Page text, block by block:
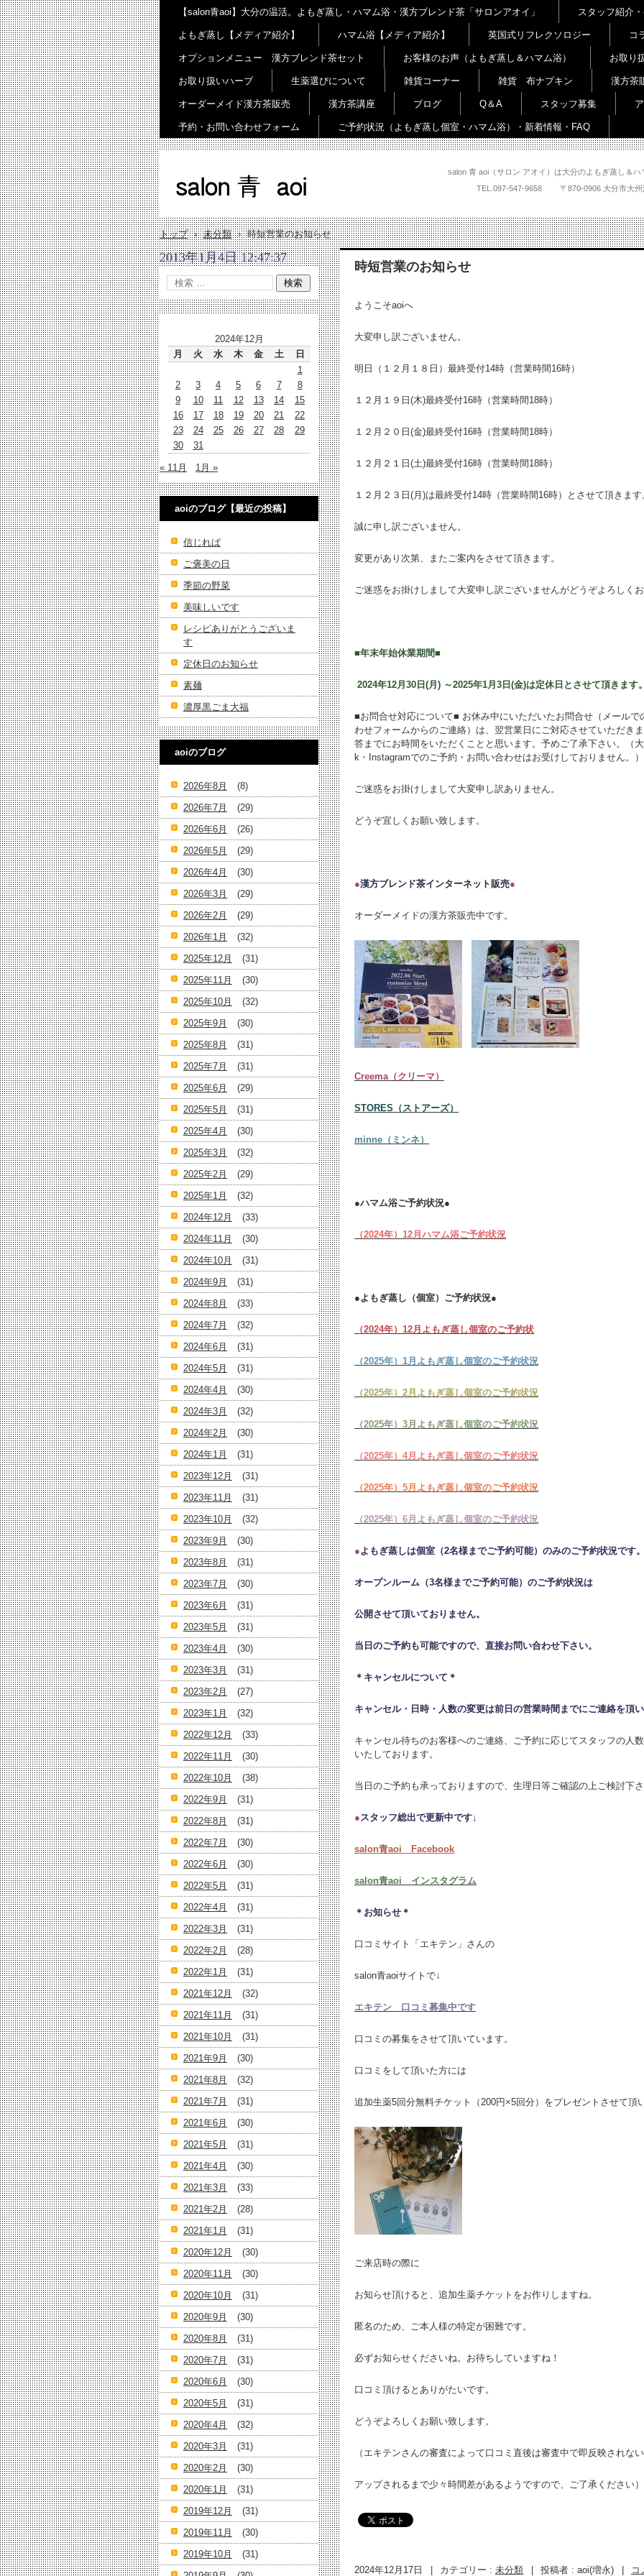
salon 青 aoi（サロン アオイ）は大分のよもぎ蒸し＆
TEL. 097-547-9658 〒870-0906 大分
【salon青aoi】大分の温活。よもぎ蒸し・ハマム浴・漢方ブレンド茶「サロンアオイ」 スタッフ紹介
よもぎ蒸し【メディア紹介】 ハマム浴【メディア紹介】 英国式リフレクソロジー コ
オプションメニュー 漢方ブレンド茶セット お客様のお声（よもぎ蒸し＆ハマム浴） お取り
お取り扱いハーブ 生薬選びについて 雑貨コーナー 雑貨 布ナプキン 漢方茶
オーダーメイド漢方茶販売 漢方茶講座 ブログ Q＆A スタッフ募集
予約・お問い合わせフォーム ご予約状況（よもぎ蒸し個室・ハマム浴）・新着情報・FAQ
トップ › 未分類 › 時短営業のお知らせ
時短営業のお知らせ
ようこそaoiへ
大変申し訳ございません。
明日（１２月１８日）最終受付14時（営業時間16時）
１２月１９日(木)最終受付16時（営業時間18時）
１２月２０日(金)最終受付16時（営業時間18時）
１２月２１日(土)最終受付16時（営業時間18時）
１２月２３日(月)は最終受付14時（営業時間16時）とさせて頂きます
誠に申し訳ございません。
変更があり次第、またご案内をさせて頂きます。
ご迷惑をお掛けしまして大変申し訳ございませんがどうぞよろしく
■年末年始休業期間■
2024年12月30日(月) ～2025年1月3日(金)は定休日とさせて頂きます
■お問合せ対応について■ お休み中にいただいたお問合せ（メール
わせフォームからのご連絡）は、翌営業日にご対応させていただき
答までにお時間をいただくことと思います。予めご了承下さい。（
k・Instagramでのご予約・お問い合わせはお受けしておりません。）
ご迷惑をお掛けしまして大変申し訳ありません。
どうぞ宜しくお願い致します。
●漢方ブレンド茶インターネット販売●
オーダーメイドの漢方茶販売中です。
Creema（クリーマ）
STORES（ストアーズ）
minne（ミンネ）
●ハマム浴ご予約状況●
（2024年）12月ハマム浴ご予約状況
●よもぎ蒸し（個室）ご予約状況●
（2024年）12月よもぎ蒸し個室のご予約状
（2025年）1月よもぎ蒸し個室のご予約状況
（2025年）2月よもぎ蒸し個室のご予約状況
（2025年）3月よもぎ蒸し個室のご予約状況
（2025年）4月よもぎ蒸し個室のご予約状況
（2025年）5月よもぎ蒸し個室のご予約状況
（2025年）6月よもぎ蒸し個室のご予約状況
●よもぎ蒸しは個室（2名様までご予約可能）のみのご予約状況です
オープンルーム（3名様までご予約可能）のご予約状況は
公開させて頂いておりません。
当日のご予約も可能ですので、直接お問い合わせ下さい。
＊キャンセルについて＊
キャンセル・日時・人数の変更は前日の営業時間までにご連絡を頂
キャンセル待ちのお客様へのご連絡、ご予約に応じてスタッフの人
いたしております。
当日のご予約も承っておりますので、生理日等ご確認の上ご検討下
●スタッフ総出で更新中です↓
salon青aoi Facebook
salon青aoi インスタグラム
＊お知らせ＊
口コミサイト「エキテン」さんの
salon青aoiサイトで↓
エキテン 口コミ募集中です
口コミの募集をさせて頂いています。
口コミをして頂いた方には
追加生薬5回分無料チケット（200円×5回分）をプレゼントさせて頂
ご来店時の際に
お知らせ頂けると、追加生薬チケットをお作りしますね。
匿名のため、ご本人様の特定が困難です。
必ずお知らせくださいね。お待ちしていますね！
口コミ頂けるとありがたいです。
どうぞよろしくお願い致します。
（エキテンさんの審査によって口コミ直後は審査中で即反映されな
アップされるまで少々時間差があるようですので、ご了承ください）
2024年12月17日 カテゴリー : 未分類 投稿者 : aoi(増永) コ
2013年1月4日 12:47:37
2024年12月
月
火 水 木 金 土
日
1
2
3 4 5 6 7
8
9
10 11 12 13 14
15
16
17 18 19 20 21
22
23
24 25 26 27 28
29
30
31
« 11月 1月 »
aoiのブログ【最近の投稿】
信じれば
ご褒美の日
季節の野菜
美味しいです
レシピありがとうございま
す
定休日のお知らせ
素麺
濃厚黒ごま大福
aoiのブログ
2026年8月
(8)
2026年7月
(29)
2026年6月
(26)
2026年5月
(29)
2026年4月
(30)
2026年3月
(29)
2026年2月
(29)
2026年1月
(32)
2025年12月
(31)
2025年11月
(30)
2025年10月
(32)
2025年9月
(30)
2025年8月
(31)
2025年7月
(31)
2025年6月
(29)
2025年5月
(31)
2025年4月
(30)
2025年3月
(32)
2025年2月
(29)
2025年1月
(32)
2024年12月
(33)
2024年11月
(30)
2024年10月
(31)
2024年9月
(31)
2024年8月
(33)
2024年7月
(32)
2024年6月
(31)
2024年5月
(31)
2024年4月
(30)
2024年3月
(32)
2024年2月
(30)
2024年1月
(31)
2023年12月
(31)
2023年11月
(31)
2023年10月
(32)
2023年9月
(30)
2023年8月
(31)
2023年7月
(30)
2023年6月
(31)
2023年5月
(31)
2023年4月
(30)
2023年3月
(31)
2023年2月
(27)
2023年1月
(32)
2022年12月
(33)
2022年11月
(30)
2022年10月
(38)
2022年9月
(31)
2022年8月
(31)
2022年7月
(30)
2022年6月
(30)
2022年5月
(31)
2022年4月
(31)
2022年3月
(31)
2022年2月
(28)
2022年1月
(31)
2021年12月
(32)
2021年11月
(31)
2021年10月
(31)
2021年9月
(30)
2021年8月
(32)
2021年7月
(31)
2021年6月
(30)
2021年5月
(31)
2021年4月
(30)
2021年3月
(33)
2021年2月
(28)
2021年1月
(31)
2020年12月
(30)
2020年11月
(30)
2020年10月
(31)
2020年9月
(30)
2020年8月
(31)
2020年7月
(31)
2020年6月
(30)
2020年5月
(31)
2020年4月
(32)
2020年3月
(31)
2020年2月
(30)
2020年1月
(31)
2019年12月
(31)
2019年11月
(30)
2019年10月
(31)